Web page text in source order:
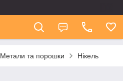
Метали та порошки Нікель